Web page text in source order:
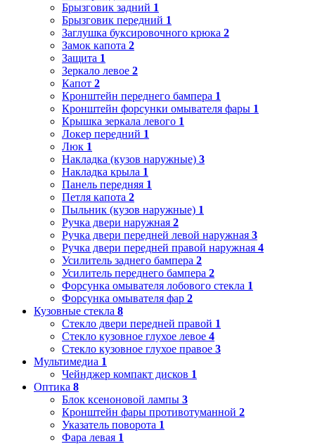
Брызговик задний 1
Брызговик передний 1
Заглушка буксировочного крюка 2
Замок капота 2
Защита 1
Зеркало левое 2
Капот 2
Кронштейн переднего бампера 1
Кронштейн форсунки омывателя фары 1
Крышка зеркала левого 1
Локер передний 1
Люк 1
Накладка (кузов наружные) 3
Накладка крыла 1
Панель передняя 1
Петля капота 2
Пыльник (кузов наружные) 1
Ручка двери наружная 2
Ручка двери передней левой наружная 3
Ручка двери передней правой наружная 4
Усилитель заднего бампера 2
Усилитель переднего бампера 2
Форсунка омывателя лобового стекла 1
Форсунка омывателя фар 2
Кузовные стекла 8
Стекло двери передней правой 1
Стекло кузовное глухое левое 4
Стекло кузовное глухое правое 3
Мультимедиа 1
Чейнджер компакт дисков 1
Оптика 8
Блок ксеноновой лампы 3
Кронштейн фары противотуманной 2
Указатель поворота 1
Фара левая 1